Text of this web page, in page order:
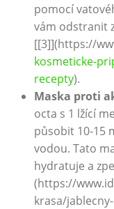
pomocí
vám odstranit
[[3]](https://
kosmeticke-
recepty).
Maska proti
octa s 1 lžící
působit 10-15
vodou. Tato
hydratuje a
(https://
krasa/